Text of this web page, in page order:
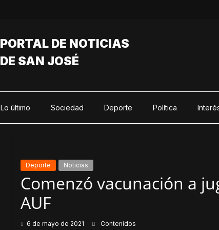
PORTAL DE NOTICIAS
DE SAN JOSÉ
Lo último Sociedad Deporte Política
Deporte Noticias
Comenzó vacunación a
AUF
6 de mayo de 2021 Contenidos